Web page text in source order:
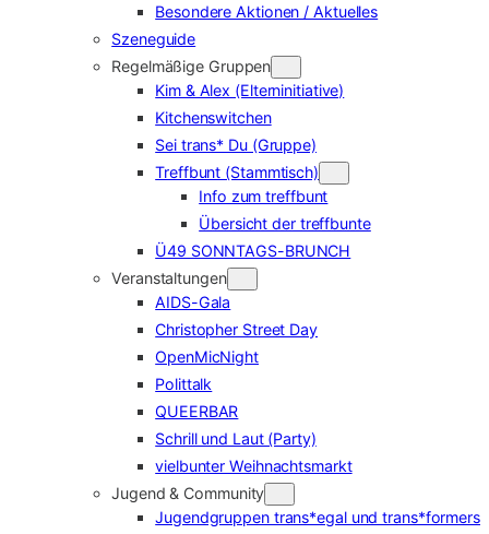
Besondere Aktionen / Aktuelles
Szeneguide
Regelmäßige Gruppen
Kim & Alex (Elterninitiative)
Kitchenswitchen
Sei trans* Du (Gruppe)
Treffbunt (Stammtisch)
Info zum treffbunt
Übersicht der treffbunte
Ü49 SONNTAGS-BRUNCH
Veranstaltungen
AIDS-Gala
Christopher Street Day
OpenMicNight
Polittalk
QUEERBAR
Schrill und Laut (Party)
vielbunter Weihnachtsmarkt
Jugend & Community
Jugendgruppen trans*egal und trans*formers